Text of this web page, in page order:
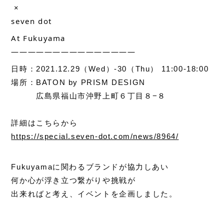
×
seven dot
At Fukuyama
———————————————
日時：2021.12.29（Wed）-30（Thu） 11:00-18:00
場所：BATON by PRISM DESIGN
広島県福山市沖野上町６丁目８−８
詳細はこちらから
https://special.seven-dot.com/news/8964/
Fukuyamaに関わるブランドが協力しあい
何か心が浮き立つ繋がりや挑戦が
出来ればと考え、イベントを企画しました。